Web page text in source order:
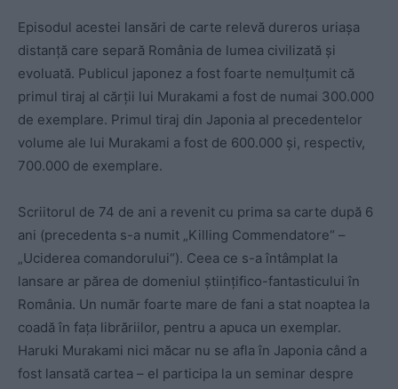
Episodul acestei lansări de carte relevă dureros uriașa
distanță care separă România de lumea civilizată și
evoluată. Publicul japonez a fost foarte nemulțumit că
primul tiraj al cărții lui Murakami a fost de numai 300.000
de exemplare. Primul tiraj din Japonia al precedentelor
volume ale lui Murakami a fost de 600.000 și, respectiv,
700.000 de exemplare.
Scriitorul de 74 de ani a revenit cu prima sa carte după 6
ani (precedenta s-a numit „Killing Commendatore“ –
„Uciderea comandorului“). Ceea ce s-a întâmplat la
lansare ar părea de domeniul științifico-fantasticului în
România. Un număr foarte mare de fani a stat noaptea la
coadă în fața librăriilor, pentru a apuca un exemplar.
Haruki Murakami nici măcar nu se afla în Japonia când a
fost lansată cartea – el participa la un seminar despre